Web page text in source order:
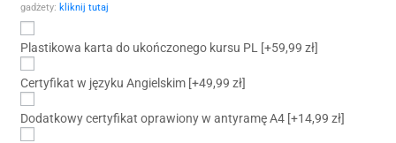
gadżety: kliknij tutaj
Plastikowa karta do ukończonego kursu PL [+59,99 zł]
Certyfikat w języku Angielskim [+49,99 zł]
Dodatkowy certyfikat oprawiony w antyramę A4 [+14,99 zł]